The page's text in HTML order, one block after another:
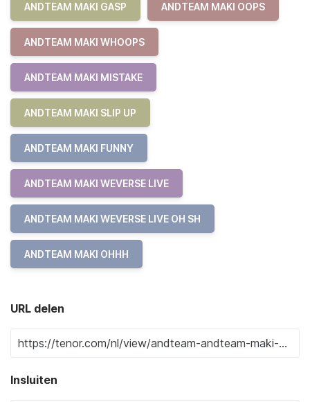
ANDTEAM MAKI GASP ANDTEAM MAKI OOPS
ANDTEAM MAKI WHOOPS
ANDTEAM MAKI MISTAKE
ANDTEAM MAKI SLIP UP
ANDTEAM MAKI FUNNY
ANDTEAM MAKI WEVERSE LIVE
ANDTEAM MAKI WEVERSE LIVE OH SH
ANDTEAM MAKI OHHH
URL delen
Insluiten